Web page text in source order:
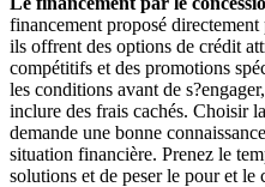
financement proposé
ils offrent des options de crédit
compétitifs et des promotions
les conditions avant de
inclure des frais cachés. Choisir
demande une bonne
situation financière. Prenez le
solutions et de peser le pour et le